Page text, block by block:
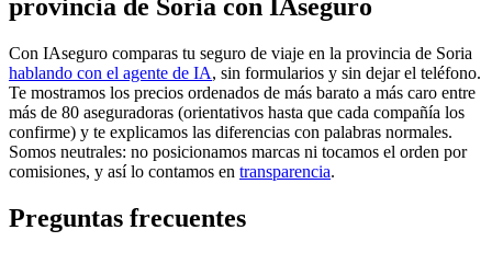
provincia de Soria con IAseguro
Con IAseguro comparas tu seguro de viaje en la provincia de Soria
hablando con el agente de IA, sin formularios y sin dejar el teléfono.
Te mostramos los precios ordenados de más barato a más caro entre
más de 80 aseguradoras (orientativos hasta que cada compañía los
confirme) y te explicamos las diferencias con palabras normales.
Somos neutrales: no posicionamos marcas ni tocamos el orden por
comisiones, y así lo contamos en transparencia.
Preguntas frecuentes